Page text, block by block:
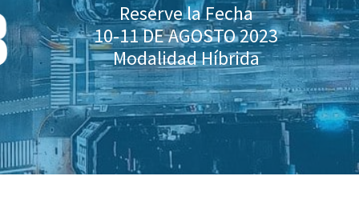
Reserve la Fecha
10-11 DE AGOSTO 2023
Modalidad Híbrida